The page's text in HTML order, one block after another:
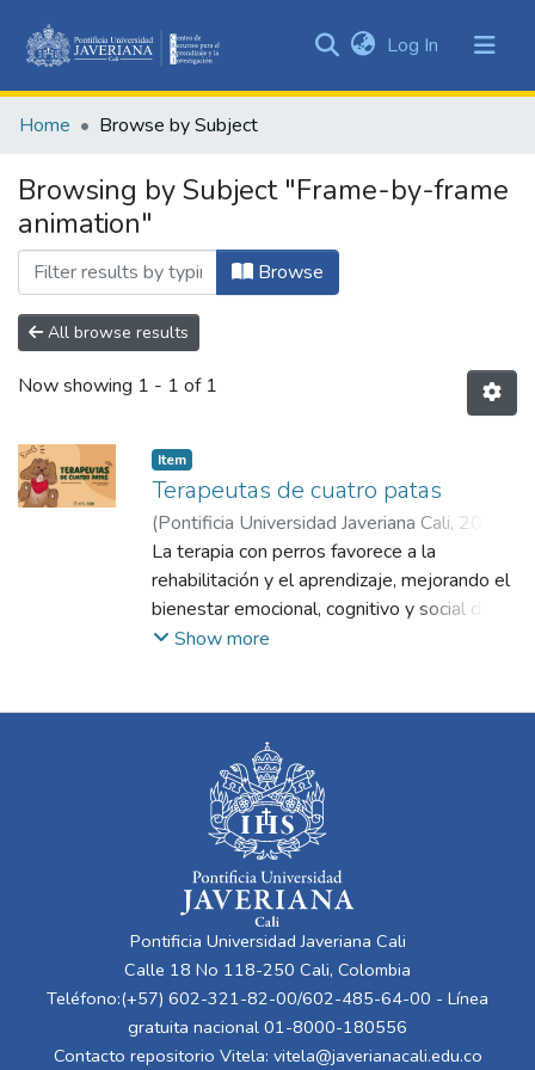
&
All of DSpace
Log In (current)
Home Browse by Subject
Browsing by Subject "Frame-by-frame
animation"
Browse
All browse results
Now showing 1 - 1 of 1
Item
Terapeutas de cuatro patas
(Pontificia Universidad Javeriana Cali, 2025
Sepúlveda Lenis, Valentina;Arango
Echeverri, Silvia María
La terapia con perros favorece a la
rehabilitación y el aprendizaje, mejorando el
bienestar emocional, cognitivo y social de
los pacientes, con eficacia comprobada en
los efectos secundarios del cáncer y mejora
el estado emocional, la atención y el
bienestar de los pacientes, especialmente
los niños.
Show more
Pontificia Universidad Javeriana Cali
Calle 18 No 118-250 Cali, Colombia
Teléfono:(+57) 602-321-82-00/602-485-64-00 - Línea
gratuita nacional 01-8000-180556
Contacto repositorio Vitela: vitela@javerianacali.edu.co